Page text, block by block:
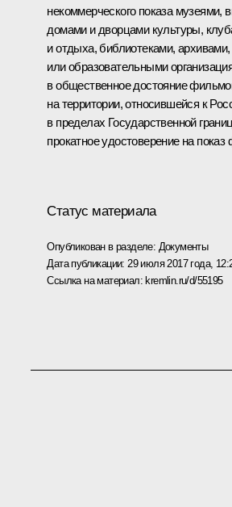
некоммерческого показа музеями,
домами и дворцами культуры,
и отдыха, библиотеками,
или образовательными
в общественное достояние
на территории, относившейся к
в пределах Государственной
прокатное удостоверение на
Статус материала
Опубликован в разделе: Документы
Дата публикации: 29 июля 2017 года,
Ссылка на материал: kremlin.ru/d/55195